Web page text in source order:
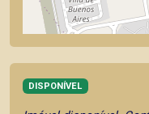
DISPONÍVEL